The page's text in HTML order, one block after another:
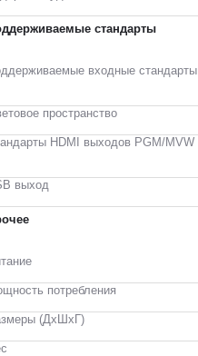
стандарты
входные стандарты
пространство
HDMI выходов PGM/MVW
выход
потребления
(ДхШхГ)